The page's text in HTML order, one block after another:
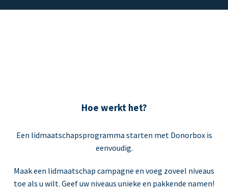
Hoe werkt het?
Een lidmaatschapsprogramma starten met Donorbox is
eenvoudig.
Maak een lidmaatschap campagne en voeg zoveel niveaus
toe als u wilt. Geef uw niveaus unieke en pakkende namen!